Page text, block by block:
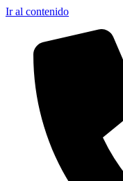
Ir al contenido